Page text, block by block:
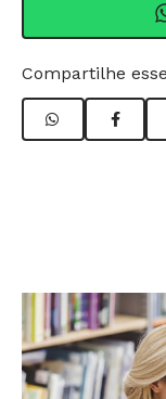
Compartilhe